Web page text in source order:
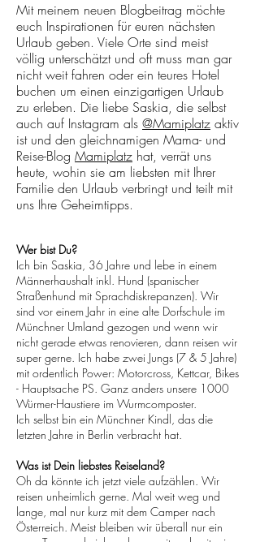
Mit meinem neuen Blogbeitrag möchte
euch Inspirationen für euren nächsten
Urlaub geben. Viele Orte sind meist
völlig unterschätzt und oft muss man gar
nicht weit fahren oder ein teures Hotel
buchen um einen einzigartigen Urlaub
zu erleben. Die liebe Saskia, die selbst
auch auf Instagram als @Mamiplatz aktiv
ist und den gleichnamigen Mama- und
Reise-Blog Mamiplatz hat, verrät uns
heute, wohin sie am liebsten mit Ihrer
Familie den Urlaub verbringt und teilt mit
uns Ihre Geheimtipps.
Wer bist Du?
Ich bin Saskia, 36 Jahre und lebe in einem
Männerhaushalt inkl. Hund (spanischer
Straßenhund mit Sprachdiskrepanzen). Wir
sind vor einem Jahr in eine alte Dorfschule im
Münchner Umland gezogen und wenn wir
nicht gerade etwas renovieren, dann reisen wir
super gerne. Ich habe zwei Jungs (7 & 5 Jahre)
mit ordentlich Power: Motorcross, Kettcar, Bikes
- Hauptsache PS. Ganz anders unsere 1000
Würmer-Haustiere im Wurmcomposter.
Ich selbst bin ein Münchner Kindl, das die
letzten Jahre in Berlin verbracht hat.
Was ist Dein liebstes Reiseland?
Oh da könnte ich jetzt viele aufzählen. Wir
reisen unheimlich gerne. Mal weit weg und
lange, mal nur kurz mit dem Camper nach
Österreich. Meist bleiben wir überall nur ein